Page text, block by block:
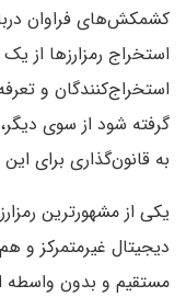
کشمکش‌های فراوان
استخراج رمزارزها از
استخراج‌کنندگان و
گرفته شود از سوی
به قانون‌گذاری برای
یکی از مشهورترین
دیجیتال غیرمتمرکز
مستقیم و بدون واسطه